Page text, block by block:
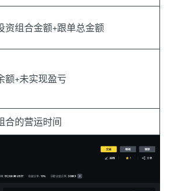
资组合金额+跟单总金额
额+未实现盈亏
合的营运时间